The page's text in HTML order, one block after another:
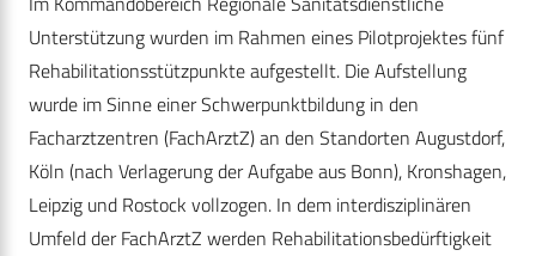
Unterstützung wurden im Rahmen eines Pilotprojektes fünf
Rehabilitationsstützpunkte aufgestellt. Die Aufstellung
wurde im Sinne einer Schwerpunktbildung in den
Facharztzentren (FachArztZ) an den Standorten Augustdorf,
Köln (nach Verlagerung der Aufgabe aus Bonn), Kronshagen,
Leipzig und Rostock vollzogen. In dem interdisziplinären
Umfeld der FachArztZ werden Rehabilitationsbedürftigkeit